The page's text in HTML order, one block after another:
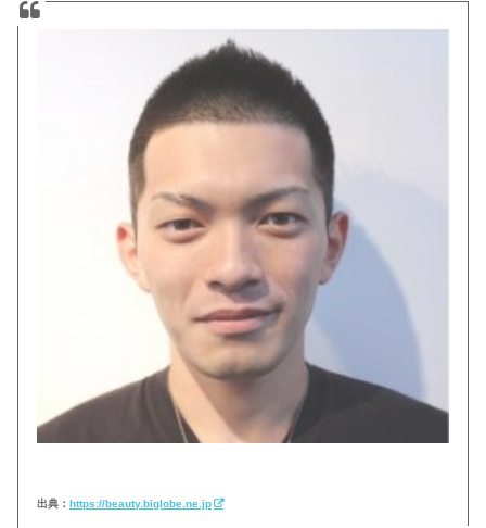
出典：https://beauty.biglobe.ne.jp